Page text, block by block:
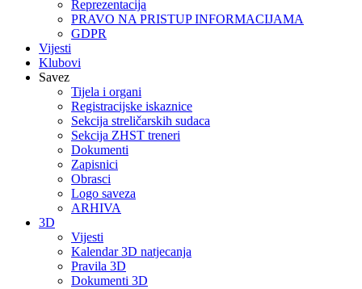
Reprezentacija
PRAVO NA PRISTUP INFORMACIJAMA
GDPR
Vijesti
Klubovi
Savez
Tijela i organi
Registracijske iskaznice
Sekcija streličarskih sudaca
Sekcija ZHST treneri
Dokumenti
Zapisnici
Obrasci
Logo saveza
ARHIVA
3D
Vijesti
Kalendar 3D natjecanja
Pravila 3D
Dokumenti 3D